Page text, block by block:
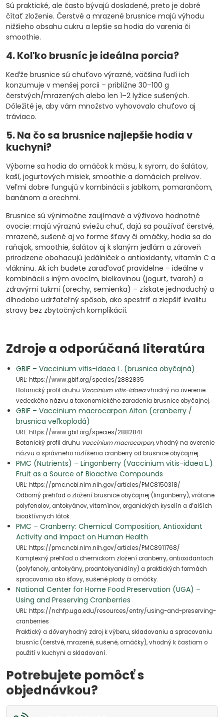
Sú praktické, ale často bývajú dosladené, preto je dobré
čítať zloženie. Čerstvé a mrazené brusnice majú výhodu
nižšieho obsahu cukru a lepšie sa hodia do varenia či
smoothie.
4. Koľko brusníc je ideálna porcia?
Keďže brusnice sú chuťovo výrazné, väčšina ľudí ich
konzumuje v menšej porcii – približne 30–100 g
čerstvých/mrazených alebo len 1–2 lyžice sušených.
Dôležité je, aby vám množstvo vyhovovalo chuťovo aj
tráviaco.
5. Na čo sa brusnice najlepšie hodia v
kuchyni?
Výborne sa hodia do omáčok k mäsu, k syrom, do šalátov,
kaší, jogurtových misiek, smoothie a domácich prelivov.
Veľmi dobre fungujú v kombinácii s jablkom, pomarančom,
banánom a orechmi.
Brusnice sú výnimočne zaujímavé a výživovo hodnotné
ovocie: majú výraznú sviežu chuť, dajú sa používať čerstvé,
mrazené, sušené aj vo forme šťavy či omáčky, hodia sa do
raňajok, smoothie, šalátov aj k slaným jedlám a zároveň
prirodzene obohacujú jedálniček o antioxidanty, vitamín C a
vlákninu. Ak ich budete zaraďovať pravidelne – ideálne v
kombinácii s iným ovocím, bielkovinou (jogurt, tvaroh) a
zdravými tukmi (orechy, semienka) – získate jednoduchý a
dlhodobo udržateľný spôsob, ako spestriť a zlepšiť kvalitu
stravy bez zbytočných komplikácií.
Zdroje a odporúčaná literatúra
GBIF – Vaccinium vitis-idaea L. (brusnica obyčajná)
URL: https://www.gbif.org/species/2882835
Botanický profil druhu Vaccinium vitis-idaeavhodný na overenie
vedeckého názvu a taxonomického zaradenia brusnice obyčajnej.
GBIF – Vaccinium macrocarpon Aiton (cranberry /
brusnica veľkoplodá)
URL: https://www.gbif.org/species/2882841
Botanický profil druhu Vaccinium macrocarpon, vhodný na overenie
názvu a správneho rozlíšenia cranberry od brusnice obyčajnej.
PMC (Nutrients) – Lingonberry (Vaccinium vitis-idaea L.)
Fruit as a Source of Bioactive Compounds
URL: https://pmc.ncbi.nlm.nih.gov/articles/PMC8150318/
Odborný prehľad o zložení brusnice obyčajnej (lingonberry), vrátane
polyfenolov, antokyánov, vitamínov, organických kyselín a ďalších
bioaktívnych látok.
PMC – Cranberry: Chemical Composition, Antioxidant
Activity and Impact on Human Health
URL: https://pmc.ncbi.nlm.nih.gov/articles/PMC8911768/
Komplexný prehľad o chemickom zložení cranberry, antioxidantoch
(polyfenoly, antokyány, proantokyanidíny) a praktických formách
spracovania ako šťavy, sušené plody či omáčky.
National Center for Home Food Preservation (UGA) –
Using and Preserving Cranberries
URL: https://nchfp.uga.edu/resources/entry/using-and-preserving-
cranberries
Praktický a dôveryhodný zdroj k výberu, skladovaniu a spracovaniu
brusníc (čerstvé, mrazené, sušené, omáčky), vhodný k častiam o
použití v kuchyni a skladovaní.
Potrebujete pomôcť s
objednávkou?